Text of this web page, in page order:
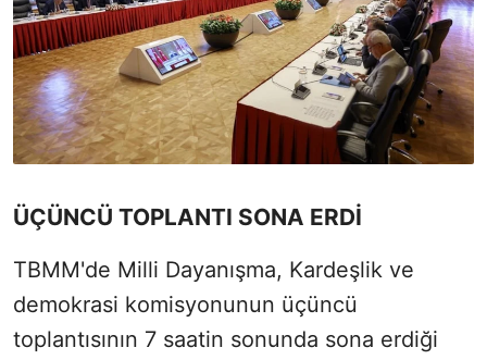
ÜÇÜNCÜ TOPLANTI SONA ERDİ
TBMM'de Milli Dayanışma, Kardeşlik ve
demokrasi komisyonunun üçüncü
toplantısının 7 saatin sonunda sona erdiği